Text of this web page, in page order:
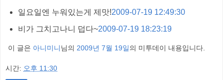
일요일엔 누워있는게 제맛!2009-07-19 12:49:30
비가 그치고나니 덥다~2009-07-19 18:23:19
이 글은 아니미니님의 2009년 7월 19일의 미투데이 내용입니다.
시간: 오후 11:30